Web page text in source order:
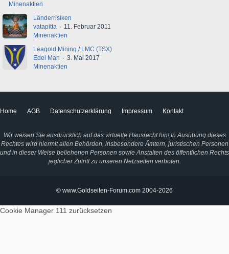
Minenaktien
Länderrisiken
vatapitta
11. Februar 2011
Minenaktien
Leagold Mining / LMC (TSX)
Edel Man
3. Mai 2017
Minenaktien
Home AGB Datenschutzerklärung Impressum Kontakt
Wir weisen Sie ausdrücklich auf das virtuelle Hausrecht hin! In Ausübung dieses
Rechtes wird hiermit allen Behörden, insbesondere Ämtern, juristischen Personen
und in dieser Weise beliehenen Personen sowie Anstalten des öffentlichen Rechts
jeglicher Zutritt zu unseren Netzseiten verboten.
© www.Goldseiten-Forum.com 2004-2026
Cookie Manager 111 zurücksetzen